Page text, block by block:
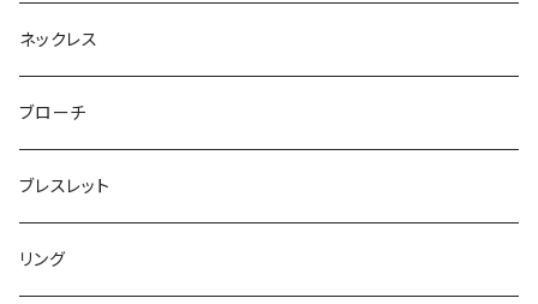
ネックレス
ブローチ
ブレスレット
リング